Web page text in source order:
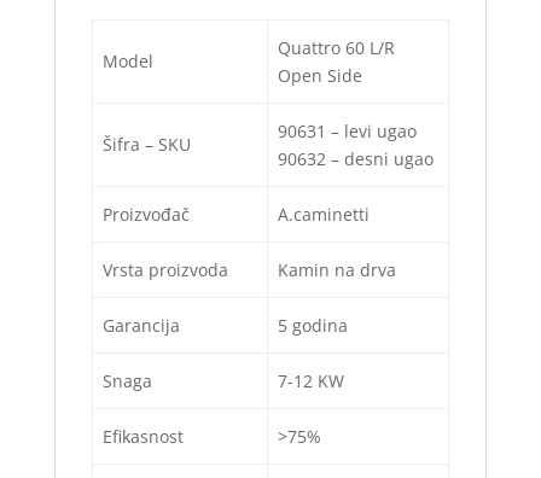
vazduha
odaberite cenu kamina sa
Model
Quattro 60 L/R
Open Side
Šifra – SKU
90631 – levi ugao
90632 – desni ugao
Proizvođač A.caminetti
Vrsta proizvoda Kamin na drva
Garancija 5 godina
Snaga 7-12 KW
Efikasnost >75%